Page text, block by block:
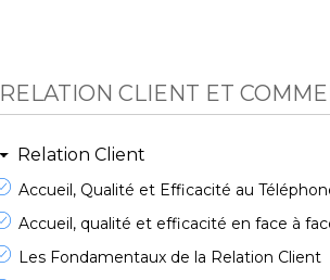
RELATION CLIENT ET
Relation Client
Accueil, Qualité et Efficacité au
Accueil, qualité et efficacité en face à
Les Fondamentaux de la Relation Client